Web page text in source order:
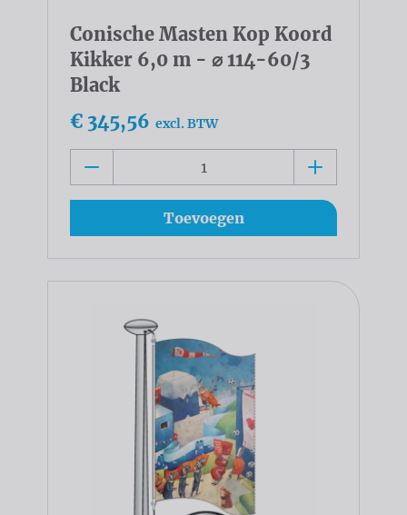
Conische Masten Kop Koord
Kikker 6,0 m - ⌀ 114-60/3
Black
€ 345,56 excl. BTW
Toevoegen